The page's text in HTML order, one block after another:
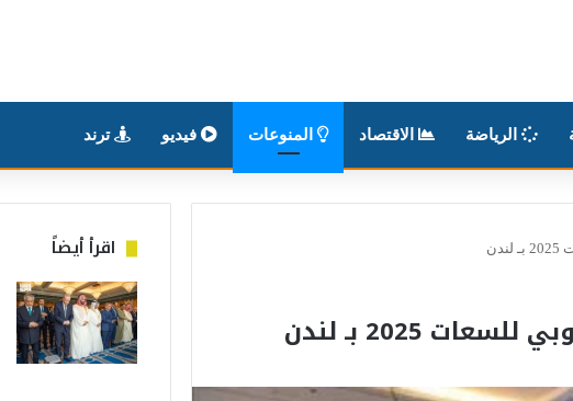
الرياضة الاقتصاد المنوعات فيديو ترند
اقرأ أيضاً